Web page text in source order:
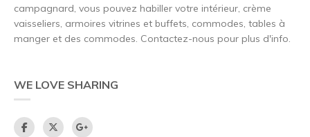
campagnard, vous pouvez habiller votre intérieur, crème
vaisseliers, armoires vitrines et buffets, commodes, tables à
manger et des commodes. Contactez-nous pour plus d'info.
WE LOVE SHARING